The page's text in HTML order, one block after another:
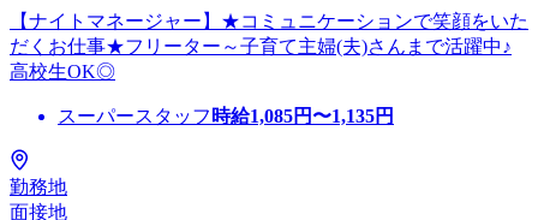
【ナイトマネージャー】★コミュニケーションで笑顔をいた
だくお仕事★フリーター～子育て主婦(夫)さんまで活躍中♪
高校生OK◎
スーパースタッフ 時給1,085円〜1,135円
勤務地
面接地